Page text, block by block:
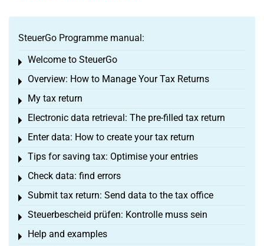
SteuerGo Programme manual:
Welcome to SteuerGo
Toggle menu
Overview: How to Manage Your Tax Returns
Toggle menu
My tax return
Toggle menu
Electronic data retrieval: The pre-filled tax return
Toggle menu
Enter data: How to create your tax return
Toggle menu
Tips for saving tax: Optimise your entries
Toggle menu
Check data: find errors
Toggle menu
Submit tax return: Send data to the tax office
Toggle menu
Steuerbescheid prüfen: Kontrolle muss sein
Toggle menu
Help and examples
Toggle menu